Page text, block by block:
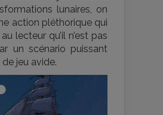
lunaires, on
action pléthorique qui
lecteur qu’il n’est pas
un scénario puissant
de jeu avide.